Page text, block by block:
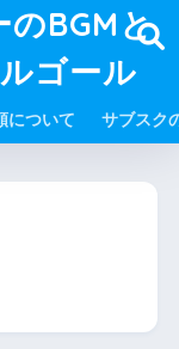
のBGMと
ゴール
について サブスク